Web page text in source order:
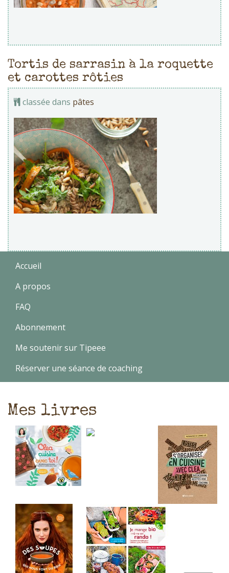
Tortis de sarrasin à la roquette
et carottes rôties
classée dans pâtes
Accueil
A propos
FAQ
Abonnement
Me soutenir sur Tipeee
Réserver une séance de coaching
Mes livres